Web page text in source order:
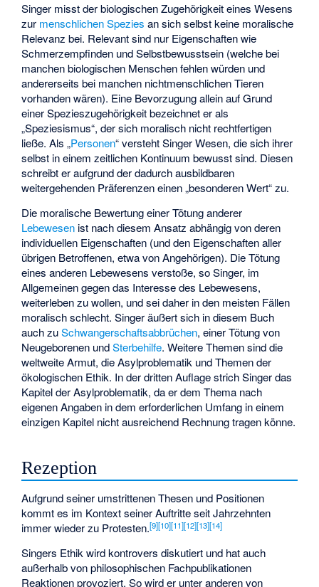
Singer misst der biologischen Zugehörigkeit eines Wesens
zur menschlichen Spezies an sich selbst keine moralische
Relevanz bei. Relevant sind nur Eigenschaften wie
Schmerzempfinden und Selbstbewusstsein (welche bei
manchen biologischen Menschen fehlen würden und
andererseits bei manchen nichtmenschlichen Tieren
vorhanden wären). Eine Bevorzugung allein auf Grund
einer Spezieszugehörigkeit bezeichnet er als
„Speziesismus“, der sich moralisch nicht rechtfertigen
ließe. Als „Personen“ versteht Singer Wesen, die sich ihrer
selbst in einem zeitlichen Kontinuum bewusst sind. Diesen
schreibt er aufgrund der dadurch ausbildbaren
weitergehenden Präferenzen einen „besonderen Wert“ zu.
Die moralische Bewertung einer Tötung anderer
Lebewesen ist nach diesem Ansatz abhängig von deren
individuellen Eigenschaften (und den Eigenschaften aller
übrigen Betroffenen, etwa von Angehörigen). Die Tötung
eines anderen Lebewesens verstoße, so Singer, im
Allgemeinen gegen das Interesse des Lebewesens,
weiterleben zu wollen, und sei daher in den meisten Fällen
moralisch schlecht. Singer äußert sich in diesem Buch
auch zuSchwangerschaftsabbrüchen, einer Tötung von
Neugeborenen undSterbehilfe. Weitere Themen sind die
weltweite Armut, die Asylproblematik und Themen der
ökologischen Ethik. In der dritten Auflage strich Singer das
Kapitel der Asylproblematik, da er dem Thema nach
eigenen Angaben in dem erforderlichen Umfang in einem
einzigen Kapitel nicht ausreichend Rechnung tragen könne.
Rezeption
Aufgrund seiner umstrittenen Thesen und Positionen
kommt es im Kontext seiner Auftritte seit Jahrzehnten
immer wieder zu Protesten.[9][10][11][12][13][14]
Singers Ethik wird kontrovers diskutiert und hat auch
außerhalb von philosophischen Fachpublikationen
Reaktionen provoziert. So wird er unter anderen von